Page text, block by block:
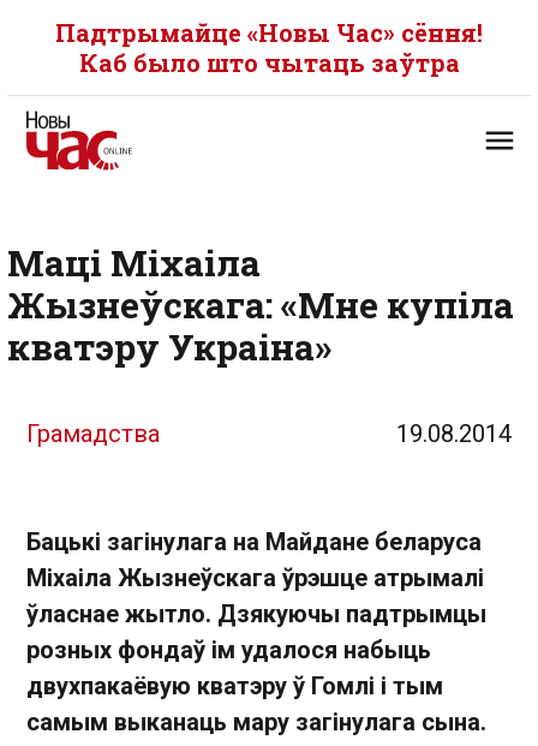
Падтрымайце «Новы Час» сёння!
Каб было што чытаць заўтра
Маці Міхаіла
Жызнеўскага: «Мне купіла
кватэру Украіна»
Грамадства 19.08.2014
Бацькі загінулага на Майдане беларуса
Міхаіла Жызнеўскага ўрэшце атрымалі
ўласнае жытло. Дзякуючы падтрымцы
розных фондаў ім удалося набыць
двухпакаёвую кватэру ў Гомлі і тым
самым выканаць мару загінулага сына.